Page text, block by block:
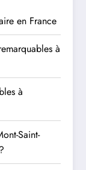
en France
à
à
Saint-